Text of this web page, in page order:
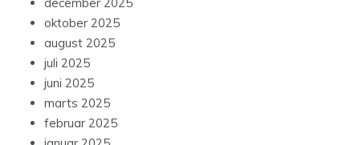
oktober 2025
august 2025
juli 2025
juni 2025
marts 2025
februar 2025